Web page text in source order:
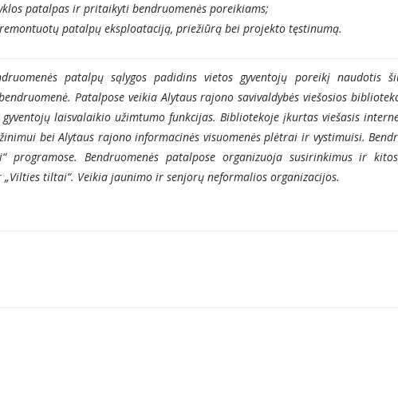
patalpas ir pritaikyti bendruomenės poreikiams;
patalpų eksploataciją, priežiūrą bei projekto tęstinumą.
patalpų sąlygos padidins vietos gyventojų poreikį naudotis
Patalpose veikia Alytaus rajono savivaldybės viešosios
laisvalaikio užimtumo funkcijas. Bibliotekoje įkurtas viešasis
bei Alytaus rajono informacinės visuomenės plėtrai ir vystimuisi.
programose. Bendruomenės patalpose organizuoja susirinkimus ir
„Vilties tiltai“. Veikia jaunimo ir senjorų neformalios organizacijos.